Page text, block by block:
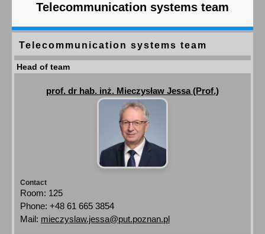
Telecommunication systems team
Telecommunication systems team
Head of team
prof. dr hab. inż. Mieczysław Jessa (Prof.)
Contact
Room: 125
Phone: +48 61 665 3854
Mail: mieczyslaw.jessa@put.poznan.pl